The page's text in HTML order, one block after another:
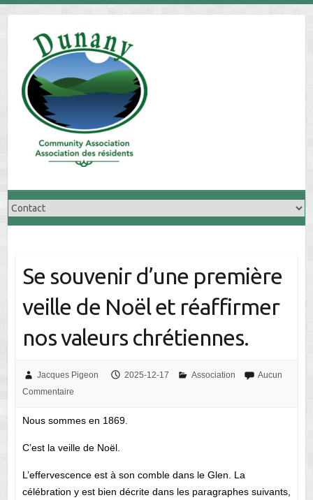
Se souvenir d’une première
veille de Noël et réaffirmer
nos valeurs chrétiennes.
Jacques Pigeon 2025-12-17 Association
Aucun
Commentaire
Nous sommes en 1869.
C’est la veille de Noël.
L’effervescence est à son comble dans le Glen. La
célébration y est bien décrite dans les paragraphes suivants,